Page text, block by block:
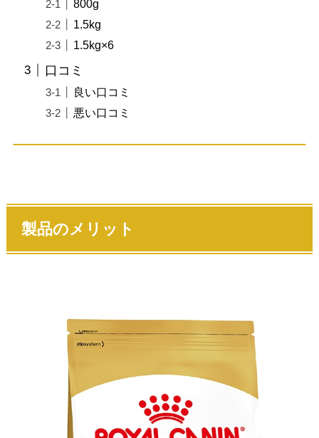
800g
1.5kg
1.5kg×6
口コミ
良い口コミ
悪い口コミ
製品のメリット